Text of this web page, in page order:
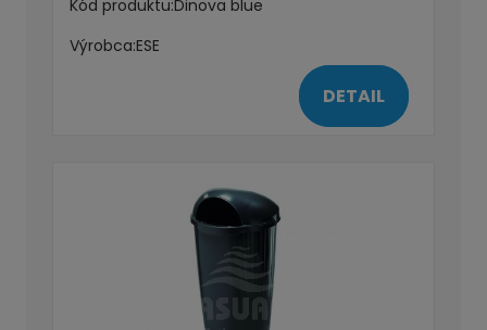
Kód produktu:Dinova blue
Výrobca:ESE
DETAIL